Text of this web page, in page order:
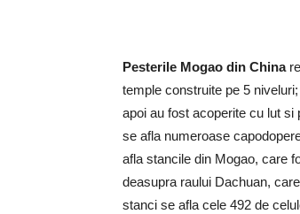
Pesterile Mogao din China
temple construite pe 5
apoi au fost acoperite cu lut si
se afla numeroase
afla stancile din Mogao, care
deasupra raului Dachuan,
stanci se afla cele 492 de